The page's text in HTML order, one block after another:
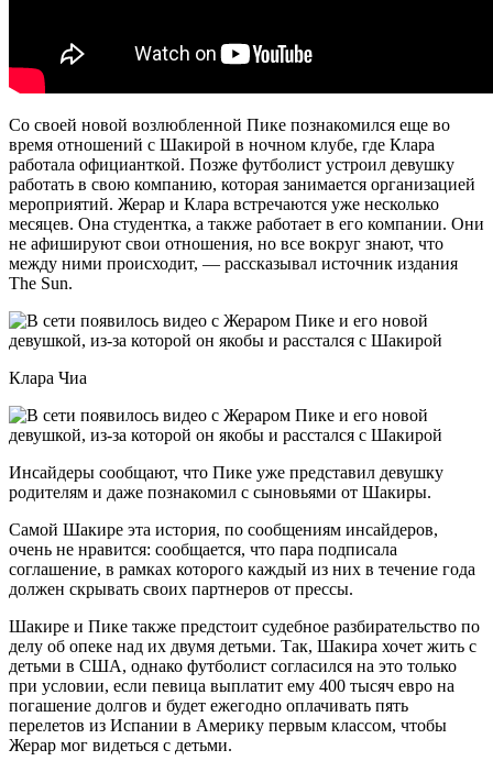
Со своей новой возлюбленной Пике познакомился еще во
время отношений с Шакирой в ночном клубе, где Клара
работала официанткой. Позже футболист устроил девушку
работать в свою компанию, которая занимается организацией
мероприятий. Жерар и Клара встречаются уже несколько
месяцев. Она студентка, а также работает в его компании. Они
не афишируют свои отношения, но все вокруг знают, что
между ними происходит, — рассказывал источник издания
The Sun.
Клара Чиа
Инсайдеры сообщают, что Пике уже представил девушку
родителям и даже познакомил с сыновьями от Шакиры.
Самой Шакире эта история, по сообщениям инсайдеров,
очень не нравится: сообщается, что пара подписала
соглашение, в рамках которого каждый из них в течение года
должен скрывать своих партнеров от прессы.
Шакире и Пике также предстоит судебное разбирательство по
делу об опеке над их двумя детьми. Так, Шакира хочет жить с
детьми в США, однако футболист согласился на это только
при условии, если певица выплатит ему 400 тысяч евро на
погашение долгов и будет ежегодно оплачивать пять
перелетов из Испании в Америку первым классом, чтобы
Жерар мог видеться с детьми.